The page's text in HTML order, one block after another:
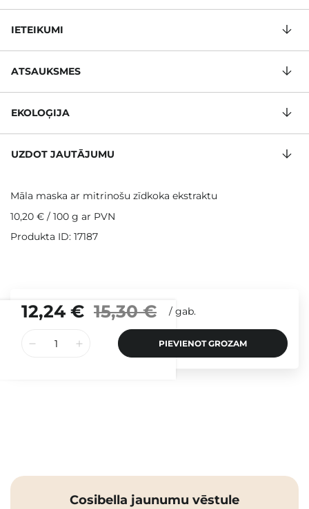
12,24 € 15,30 € / gab.
PIEVIENOT GROZAM
IETEIKUMI
ATSAUKSMES
EKOLOĢIJA
UZDOT JAUTĀJUMU
Māla maska ar mitrinošu zīdkoka ekstraktu
10,20 € / 100 g ar PVN
Produkta ID: 17187
Cosibella jaunumu vēstule